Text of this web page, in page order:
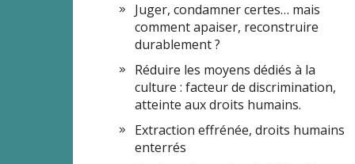
Juger, condamner certes… mais
comment apaiser, reconstruire
durablement ?
Réduire les moyens dédiés à la
culture : facteur de discrimination,
atteinte aux droits humains.
Extraction effrénée, droits humains
enterrés